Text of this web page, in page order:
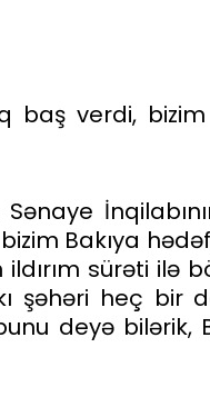
baş verdi,
Sənaye
Bakıya
sürəti ilə
şəhəri heç bir
deyə bilərik,